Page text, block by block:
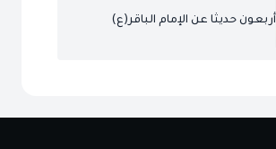
أربعون حديثا عن الإمام الباقر(ع)